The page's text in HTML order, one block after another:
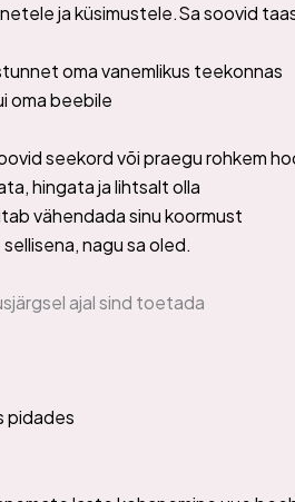
ja küsimustele.Sa soovid
oma vanemlikus teekonnas
oma beebile
seekord või praegu rohkem
hingata ja lihtsalt olla
vähendada sinu koormust
nagu sa oled.
ajal sind toetada
pidades